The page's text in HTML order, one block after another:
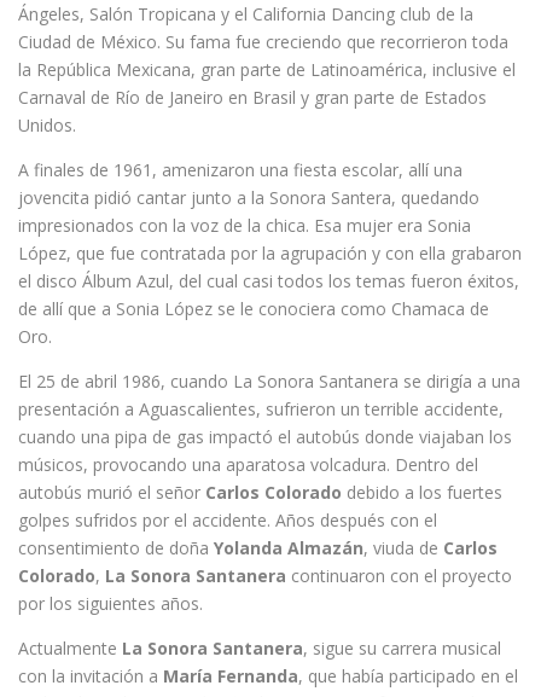
Ángeles, Salón Tropicana y el California Dancing club de la
Ciudad de México. Su fama fue creciendo que recorrieron toda
la República Mexicana, gran parte de Latinoamérica, inclusive el
Carnaval de Río de Janeiro en Brasil y gran parte de Estados
Unidos.
A finales de 1961, amenizaron una fiesta escolar, allí una
jovencita pidió cantar junto a la Sonora Santera, quedando
impresionados con la voz de la chica. Esa mujer era Sonia
López, que fue contratada por la agrupación y con ella grabaron
el disco Álbum Azul, del cual casi todos los temas fueron éxitos,
de allí que a Sonia López se le conociera como Chamaca de
Oro.
El 25 de abril 1986, cuando La Sonora Santanera se dirigía a una
presentación a Aguascalientes, sufrieron un terrible accidente,
cuando una pipa de gas impactó el autobús donde viajaban los
músicos, provocando una aparatosa volcadura. Dentro del
autobús murió el señor Carlos Colorado debido a los fuertes
golpes sufridos por el accidente. Años después con el
consentimiento de doña Yolanda Almazán, viuda de Carlos
Colorado, La Sonora Santanera continuaron con el proyecto
por los siguientes años.
Actualmente La Sonora Santanera, sigue su carrera musical
con la invitación a María Fernanda, que había participado en el